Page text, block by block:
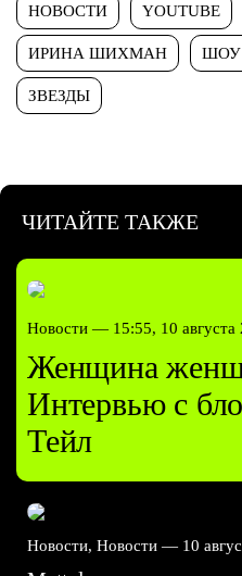
НОВОСТИ YOUTUBE
ИРИНА ШИХМАН ШОУ
ЗВЕЗДЫ
ЧИТАЙТЕ ТАКЖЕ
Новости — 15:55, 10 августа
Женщина
Интервью с
Тейл
Новости, Новости — 10